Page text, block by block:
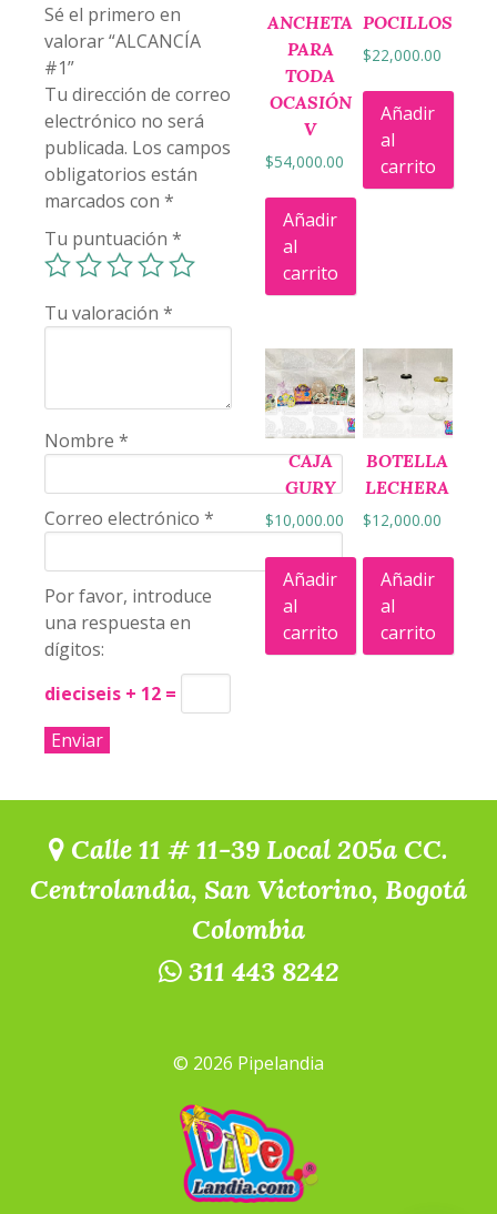
Sé el primero en
valorar “ALCANCÍA
#1”
Tu dirección de correo
electrónico no será
publicada. Los campos
obligatorios están
marcados con *
Tu puntuación *
Tu valoración *
Nombre *
Correo electrónico *
Por favor, introduce
una respuesta en
dígitos:
dieciseis + 12 =
ANCHETA
PARA
TODA
OCASIÓN
V
$54,000.00
Añadir
al
carrito
POCILLOS
$22,000.00
Añadir
al
carrito
CAJA
GURY
$10,000.00
Añadir
al
carrito
BOTELLA
LECHERA
$12,000.00
Añadir
al
carrito
Calle 11 # 11-39 Local 205a CC.
Centrolandia, San Victorino, Bogotá
Colombia
311 443 8242
© 2026 Pipelandia